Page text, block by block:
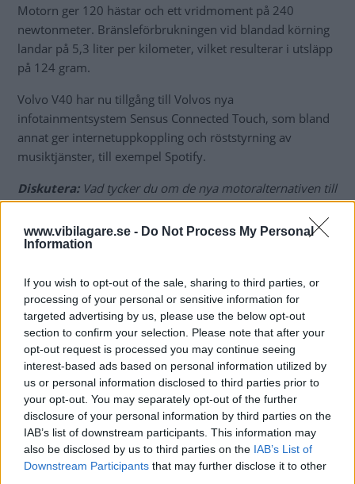
www.vibilagare.se - Do Not Process My Personal
Information
If you wish to opt-out of the sale, sharing to third parties, or
processing of your personal or sensitive information for
targeted advertising by us, please use the below opt-out
section to confirm your selection. Please note that after your
opt-out request is processed you may continue seeing
interest-based ads based on personal information utilized by
us or personal information disclosed to third parties prior to
your opt-out. You may separately opt-out of the further
disclosure of your personal information by third parties on the
IAB’s list of downstream participants. This information may
also be disclosed by us to third parties on the IAB’s List of
Downstream Participants that may further disclose it to other
Motorn ger 120 hästar och ett vridmoment på 240
newtonmeter. Bränsleförbrukningen vid blandad körning
landar på 5,3 liter per kilometer, vilket resulterar i utsläpp
på 124 gram.
Volvo V40 har nu tillgång till Volvos nya
infotainmentsystem Sensus Connected Touch, som bland
annat ger internetuppkoppling och röststyrning av
musiktjänster, till exempel Spotify.
Diskutera:Vad tycker du om de nya motoralternativen till
Volvo V40?